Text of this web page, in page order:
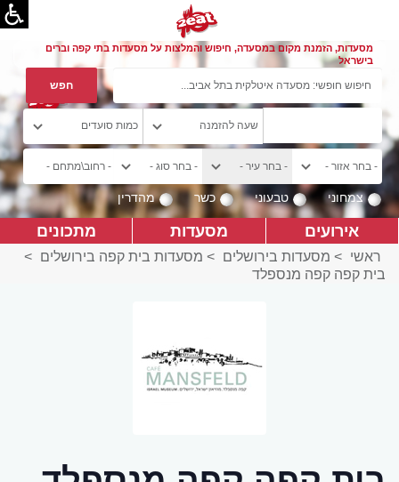
מסעדות, הזמנת מקום במסעדה, חיפוש והמלצות על מסעדות בתי קפה וברים
בישראל
צמחוני טבעוני כשר מהדרין
אירועים מסעדות מתכונים
ראשי > מסעדות בירושלים > מסעדות בית קפה בירושלים >
בית קפה קפה מנספלד